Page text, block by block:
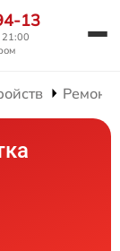
13
21:00
Ремонт